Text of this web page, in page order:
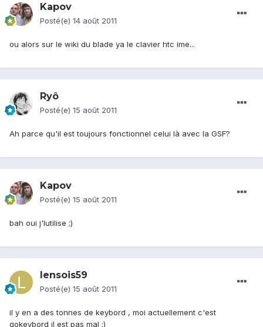
Kapov
Posté(e) 14 août 2011
ou alors sur le wiki du blade ya le clavier htc ime...
Ryô
Posté(e) 15 août 2011
Ah parce qu'il est toujours fonctionnel celui là avec la GSF?
Kapov
Posté(e) 15 août 2011
bah oui j'lutilise ;)
lensois59
Posté(e) 15 août 2011
il y en a des tonnes de keybord , moi actuellement c'est
gokeybord il est pas mal :)